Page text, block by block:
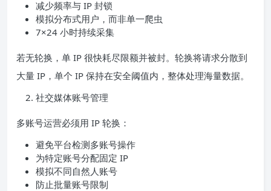
减少频率与 IP 封锁
模拟分布式用户，而非单一爬虫
7×24 小时持续采集
若无轮换，单 IP 很快耗尽限额并被封。轮换将请求分散到
大量 IP，单个 IP 保持在安全阈值内，整体处理海量数据。
社交媒体账号管理
多账号运营必须用 IP 轮换：
避免平台检测多账号操作
为特定账号分配固定 IP
模拟不同自然人账号
防止批量账号限制